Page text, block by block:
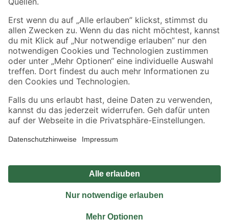
Sicher einkaufen
Jetzt die toom-App herunterladen
Alle Preisangaben in EUR inkl. gesetzl. MwSt.. Die dargestellten Angebote sind unter
Umständen nicht in allen Märkten verfügbar. Die angegebenen Verfügbarkeiten beziehen
Produkte nur solange der Vorrat reicht.
*Paketversand ab 59 € versandkostenfrei, gilt nicht für Artikel mit Speditionsversand, hier
Privatsphäre Impressum
Nutzungsbedingungen
Widerrufsrecht
Vertrag widerrufen
© 2026 toom Baumarkt GmbH